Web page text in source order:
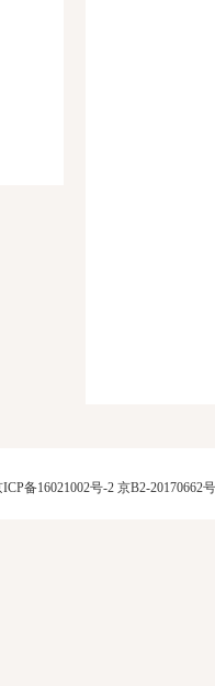
ICP备16021002号-2京B2-20170662